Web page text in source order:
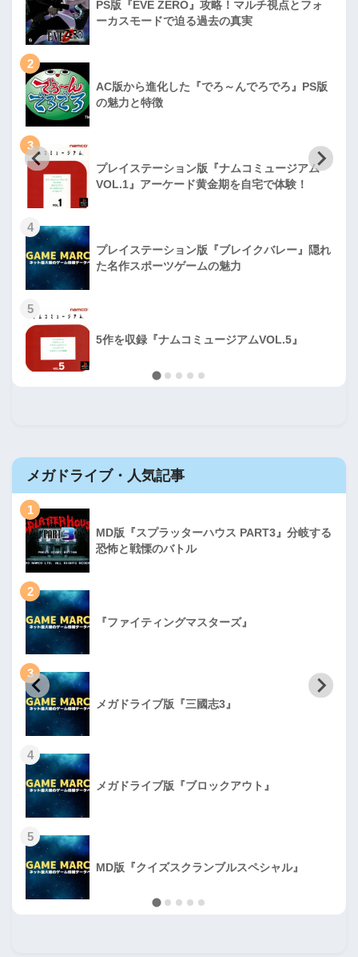
PS版『EVE ZERO』攻略！マルチ視点とフォ
ーカスモードで迫る過去の真実
2
AC版から進化した『でろ～んでろでろ』PS版
の魅力と特徴
3
プレイステーション版『ナムコミュージアム
VOL.1』アーケード黄金期を自宅で体験！
4
プレイステーション版『ブレイクバレー』隠れ
た名作スポーツゲームの魅力
5
5作を収録『ナムコミュージアムVOL.5』
メガドライブ・人気記事
1
MD版『スプラッターハウス PART3』分岐する
恐怖と戦慄のバトル
2
『ファイティングマスターズ』
3
メガドライブ版『三國志3』
4
メガドライブ版『ブロックアウト』
5
MD版『クイズスクランブルスペシャル』